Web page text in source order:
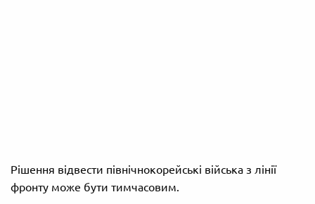
Рішення відвести північнокорейські війська з лінії
фронту може бути тимчасовим.